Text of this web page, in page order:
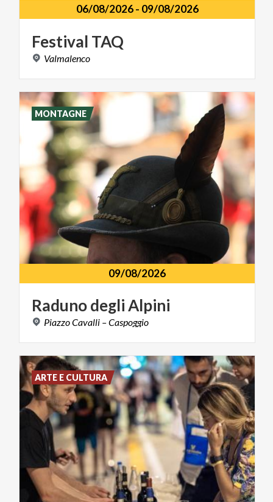
06/08/2026- 09/08/2026
Festival TAQ
Valmalenco
09/08/2026
RadunodegliAlpini
PiazzoCavalli –Caspoggio
MONTAGNE
ARTE E CULTURA